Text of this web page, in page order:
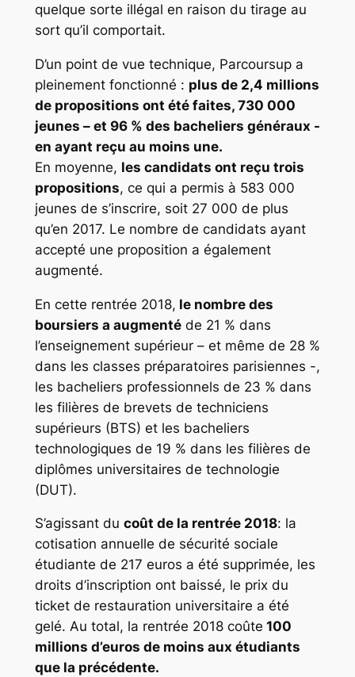
quelque sorte illégal en raison du tirage au
sort qu’il comportait.
D’un point de vue technique, Parcoursup a
pleinement fonctionné : plus de 2,4 millions
de propositions ont été faites, 730 000
jeunes – et 96 % des bacheliers généraux -
en ayant reçu au moins une.
En moyenne, les candidats ont reçu trois
propositions, ce qui a permis à 583 000
jeunes de s’inscrire, soit 27 000 de plus
qu’en 2017. Le nombre de candidats ayant
accepté une proposition a également
augmenté.
En cette rentrée 2018, le nombre des
boursiers a augmentéde 21 % dans
l’enseignement supérieur – et même de 28 %
dans les classes préparatoires parisiennes -,
les bacheliers professionnels de 23 % dans
les filières de brevets de techniciens
supérieurs (BTS) et les bacheliers
technologiques de 19 % dans les filières de
diplômes universitaires de technologie
(DUT).
S’agissant du coût de la rentrée 2018: la
cotisation annuelle de sécurité sociale
étudiante de 217 euros a été supprimée, les
droits d’inscription ont baissé, le prix du
ticket de restauration universitaire a été
gelé. Au total, la rentrée 2018 coûte 100
millions d’euros de moins aux étudiants
que la précédente.